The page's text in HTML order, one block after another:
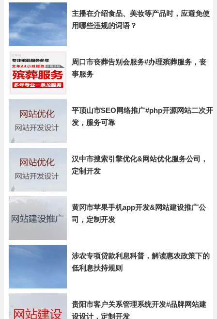
主播在介绍食品、美妆等产品时，应避免使
用哪些违规的词语？
周口市丧葬告别会服务#办理殡葬服务，丧
事服务
平顶山市SEO网络推广#php开源网站二次开
发，服务可靠
汉中市搜索引擎优化&网站优化服务公司，
定制开发
黄冈市苹果手机app开发&网站建设推广公
司，定制开发
涉农专项贷款利息科普，解读惠农政策下的
低利息扶持规则
贵阳市客户关系管理系统开发#品牌网站建
设设计，定制开发